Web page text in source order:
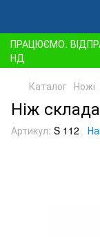
ПРАЦЮЄМО.
НД
Каталог Ножі
Ніж
Артикул: S 112